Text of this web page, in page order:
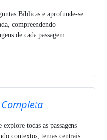
Bíblicas e aprofunde-se
compreendendo
de cada passagem.
todas as passagens
contextos, temas centrais